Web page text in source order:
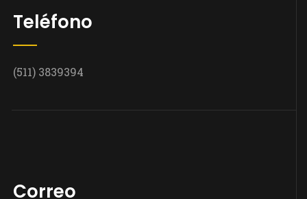
Teléfono
(511) 3839394
Correo